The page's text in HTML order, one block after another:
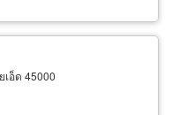
เอ็ด 45000